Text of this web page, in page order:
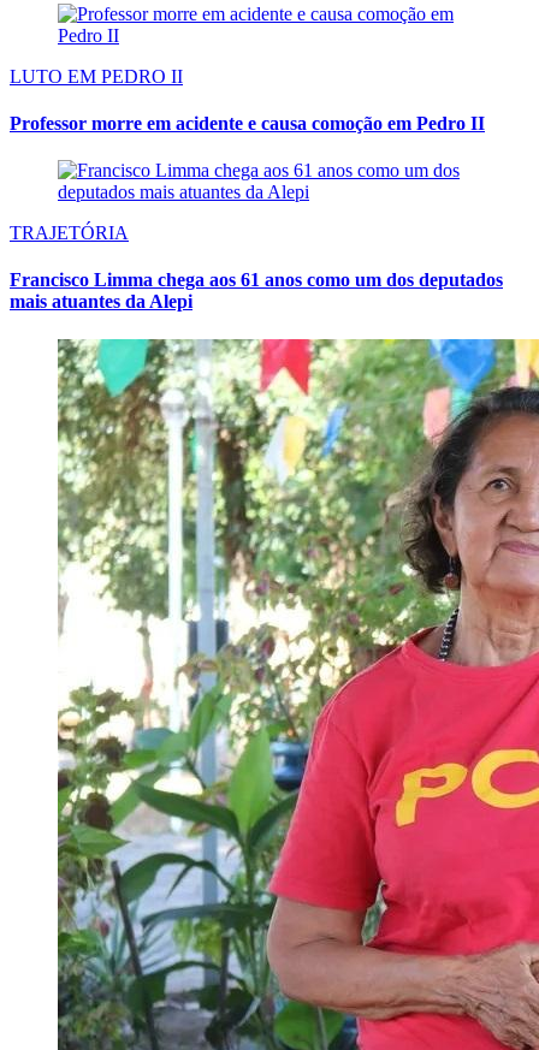
LUTO EM PEDRO II
Professor morre em acidente e causa comoção em Pedro II
TRAJETÓRIA
Francisco Limma chega aos 61 anos como um dos deputados
mais atuantes da Alepi